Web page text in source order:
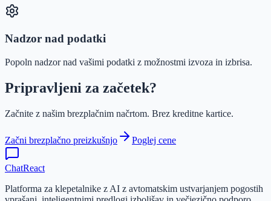
Nadzor nad podatki
Popoln nadzor nad vašimi podatki z možnostmi izvoza in izbrisa.
Pripravljeni za začetek?
Začnite z našim brezplačnim načrtom. Brez kreditne kartice.
Začni brezplačno preizkušnjo Poglej cene
ChatReact
Platforma za klepetalnike z AI z avtomatskim ustvarjanjem pogostih